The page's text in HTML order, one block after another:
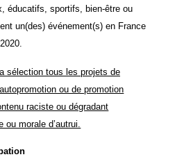
éducatifs, sportifs, bien-être ou
un(des) événement(s) en France
sélection tous les projets de
ou de promotion
raciste ou dégradant
ou morale d’autrui.